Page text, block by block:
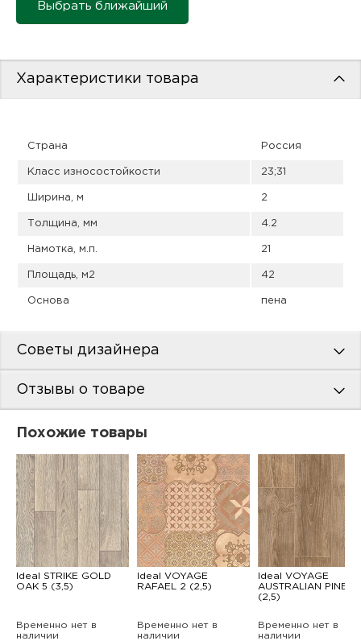
Выбрать ближайший
Характеристики товара
Страна Россия
Класс износостойкости 23;31
Ширина, м 2
Толщина, мм 4.2
Намотка, м.п. 21
Площадь, м2 42
Основа пена
Советы дизайнера
Отзывы о товаре
Похожие товары
Ideal STRIKE GOLD
OAK 5 (3,5)
Временно нет в
наличии
Ideal VOYAGE
RAFAEL 2 (2,5)
Временно нет в
наличии
Ideal VOYAGE
AUSTRALIAN PINE 2
(2,5)
Временно нет в
наличии